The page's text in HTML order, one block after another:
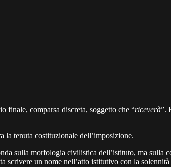
finale, comparsa discreta, soggetto che “riceverà”.
la tenuta costituzionale dell’imposizione.
sulla morfologia civilistica dell’istituto, ma sulla
scrivere un nome nell’atto istitutivo con la